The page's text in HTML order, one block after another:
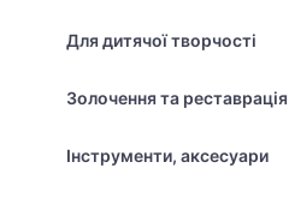
Для дитячої творчості
Золочення та реставрація
Інструменти, аксесуари